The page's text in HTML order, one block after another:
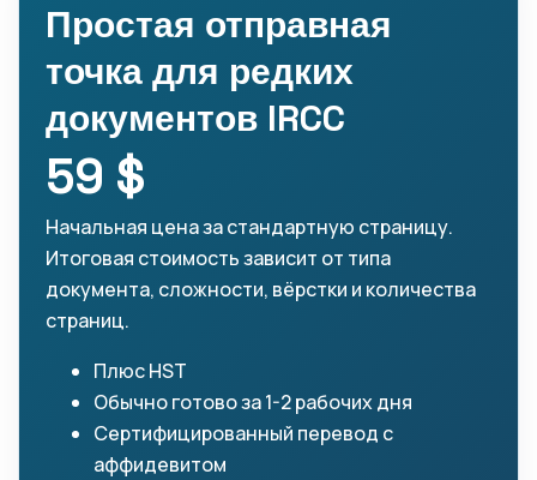
Простая отправная
точка для редких
документов IRCC
59 $
Начальная цена за стандартную страницу.
Итоговая стоимость зависит от типа
документа, сложности, вёрстки и количества
страниц.
Плюс HST
Обычно готово за 1-2 рабочих дня
Сертифицированный перевод с
аффидевитом